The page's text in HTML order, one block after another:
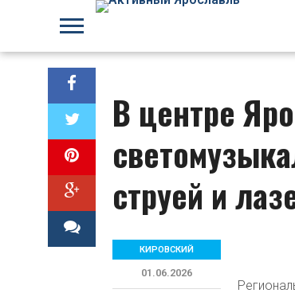
В центре
струей и
КИРОВСКИЙ
01.06.2026